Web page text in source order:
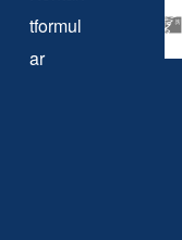
tformul
ar